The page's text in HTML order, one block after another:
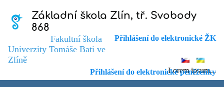
Základní škola Zlín, tř. Svobody
868
Přihlášení do elektronické ŽK
Lorem ipsum...
Fakultní škola
Univerzity Tomáše Bati ve
Zlíně
Přihlášení do elektronické peněženky